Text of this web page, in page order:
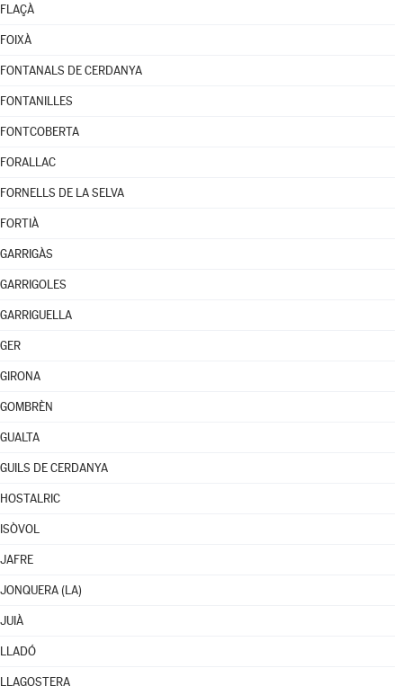
FLAÇÀ
FOIXÀ
FONTANALS DE CERDANYA
FONTANILLES
FONTCOBERTA
FORALLAC
FORNELLS DE LA SELVA
FORTIÀ
GARRIGÀS
GARRIGOLES
GARRIGUELLA
GER
GIRONA
GOMBRÈN
GUALTA
GUILS DE CERDANYA
HOSTALRIC
ISÒVOL
JAFRE
JONQUERA (LA)
JUIÀ
LLADÓ
LLAGOSTERA